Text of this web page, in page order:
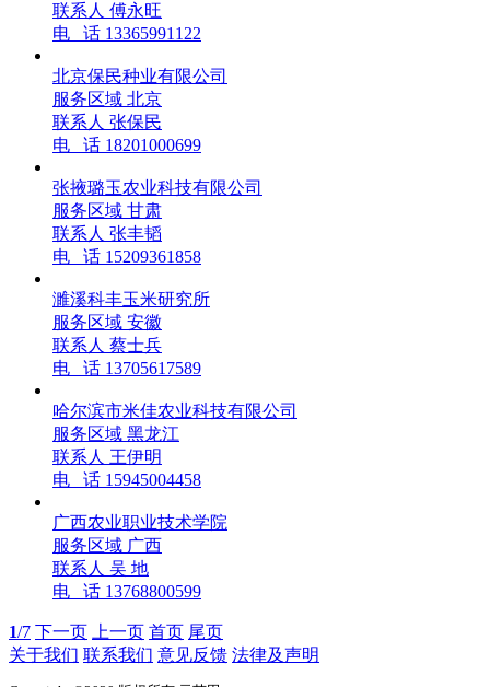
联系人 傅永旺
电 话 13365991122
北京保民种业有限公司
服务区域 北京
联系人 张保民
电 话 18201000699
张掖璐玉农业科技有限公司
服务区域 甘肃
联系人 张丰韬
电 话 15209361858
濉溪科丰玉米研究所
服务区域 安徽
联系人 蔡士兵
电 话 13705617589
哈尔滨市米佳农业科技有限公司
服务区域 黑龙江
联系人 王伊明
电 话 15945004458
广西农业职业技术学院
服务区域 广西
联系人 吴 地
电 话 13768800599
1/7 下一页 上一页 首页 尾页
关于我们 联系我们 意见反馈 法律及声明